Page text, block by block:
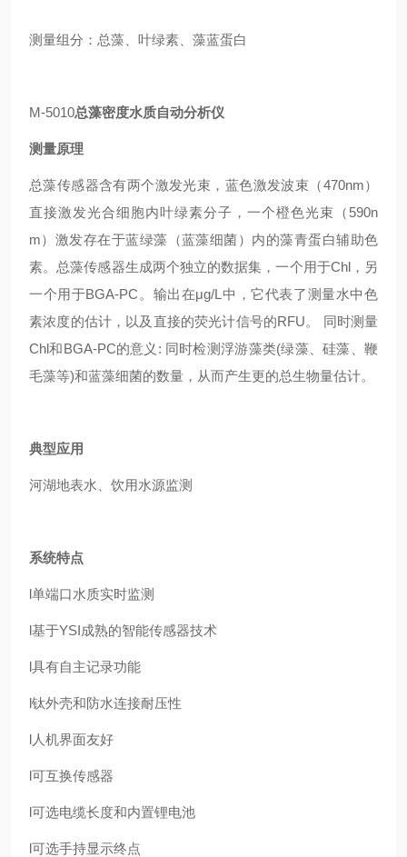
测量组分：总藻、叶绿素、藻蓝蛋白
M-5010总藻密度水质自动分析仪
测量原理
总藻传感器含有两个激发光束，蓝色激发波束（470nm）
直接激发光合细胞内叶绿素分子，一个橙色光束（590n
m）激发存在于蓝绿藻（蓝藻细菌）内的藻青蛋白辅助色
素。总藻传感器生成两个独立的数据集，一个用于Chl，另
一个用于BGA-PC。输出在μg/L中，它代表了测量水中色
素浓度的估计，以及直接的荧光计信号的RFU。 同时测量
Chl和BGA-PC的意义: 同时检测浮游藻类(绿藻、硅藻、鞭
毛藻等)和蓝藻细菌的数量，从而产生更的总生物量估计。
典型应用
河湖地表水、饮用水源监测
系统特点
l单端口水质实时监测
l基于YSI成熟的智能传感器技术
l具有自主记录功能
l钛外壳和防水连接耐压性
l人机界面友好
l可互换传感器
l可选电缆长度和内置锂电池
l可选手持显示终点